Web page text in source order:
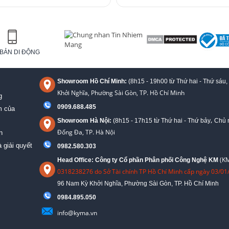
DI ĐỘNG
của
giải quyết
Showroom Hồ Chí Minh: (8h15 - 19h00 từ Thứ hai - Thứ
Khởi Nghĩa, Phường Sài Gòn, TP. Hồ Chí Minh
0909.688.485
Showroom Hà Nội: (8h15 - 17h15 từ Thứ hai - Thứ bảy, Chủ
Đống Đa, TP. Hà Nội
0982.580.303
Head Office: Công ty Cổ phần Phân phối Công Nghệ KM
0318238276 do Sở Tài chính TP Hồ Chí Minh cấp ngày 03/
96 Nam Kỳ Khởi Nghĩa, Phường Sài Gòn, TP. Hồ Chí Minh
0984.895.050
info@kyma.vn